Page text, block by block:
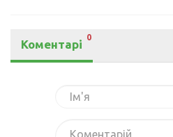
Коментарі
0